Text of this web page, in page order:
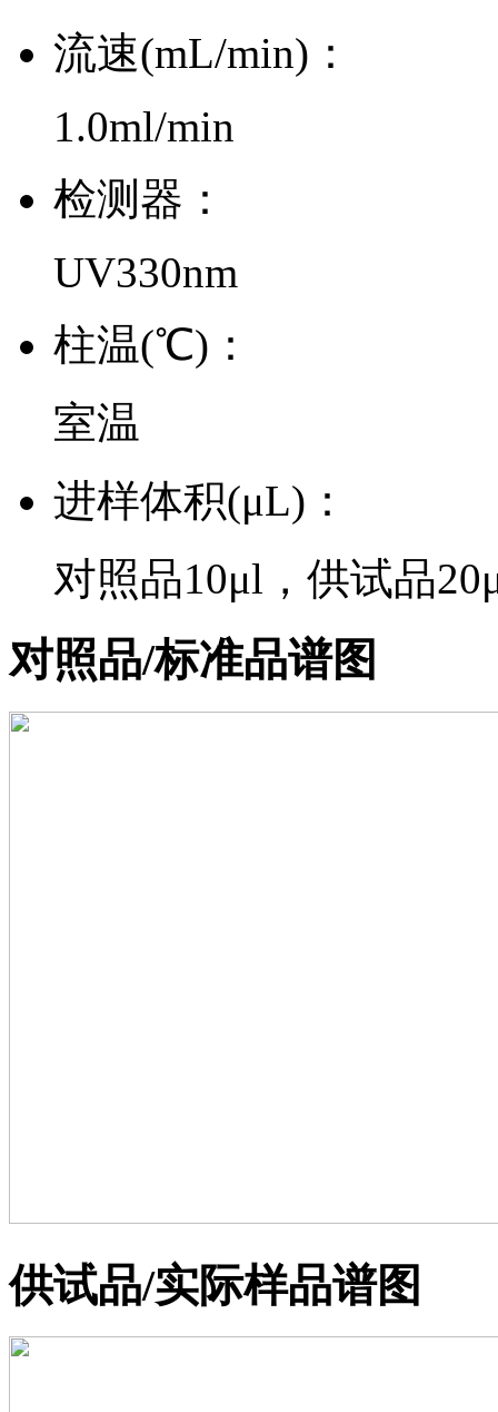
流速(mL/min)：
1.0ml/min
检测器：
UV330nm
柱温(℃)：
室温
进样体积(μL)：
对照品10μl，供试品
对照品/标准品谱图
供试品/实际样品谱图